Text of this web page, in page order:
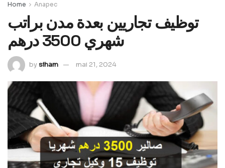
Home Anapec
توظيف تجاريين بعدة مدن براتب
شهري 3500 درهم
bysiham mai 21, 2024